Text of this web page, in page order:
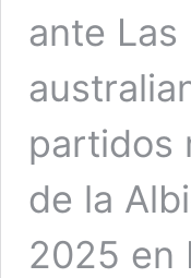
ante
partidos
de la
2025 en